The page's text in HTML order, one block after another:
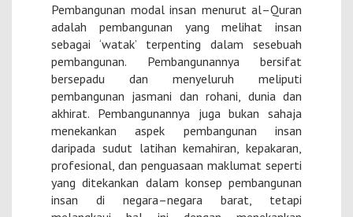
Pembangunan modal insan menurut al–Quran
adalah pembangunan yang melihat insan
sebagai ‘watak’ terpenting dalam sesebuah
pembangunan. Pembangunannya bersifat
bersepadu dan menyeluruh meliputi
pembangunan jasmani dan rohani, dunia dan
akhirat. Pembangunannya juga bukan sahaja
menekankan aspek pembangunan insan
daripada sudut latihan kemahiran, kepakaran,
profesional, dan penguasaan maklumat seperti
yang ditekankan dalam konsep pembangunan
insan di negara–negara barat, tetapi